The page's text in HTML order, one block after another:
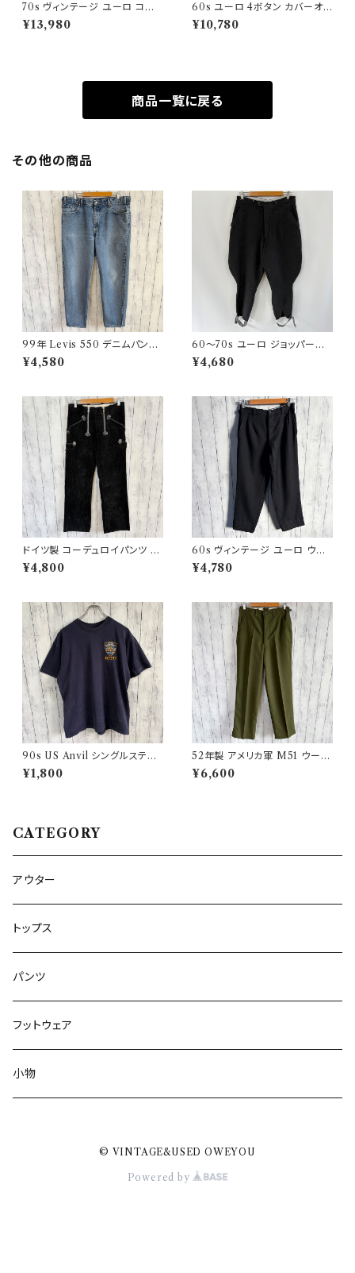
70s ヴィンテージ ユーロ コー
デュロイ セットアップ ビンテー
ジ
¥13,980
60s ユーロ 4ボタン カバーオ
ール ワークジャケット 月桂樹ボ
タン ヴィンテージ
¥10,780
商品一覧に戻る
その他の商品
99年 Levis 550 デニムパンツ
ワイドデニム リーバイス ヴィン
テージ 21
¥4,580
60〜70s ユーロ ジョッパーズ
パンツ ウールパンツ ヴィンテー
ジ 5
¥4,680
ドイツ製 コーデュロイパンツ ワ
ークパンツ ユーロワーク
¥4,800
60s ヴィンテージ ユーロ ウー
ルパンツ スラックス ビンテージ
32
¥4,780
90s US Anvil シングルステッ
チTシャツ ニューヨーク警察 ヴ
ィンテージ
¥1,800
52年製 アメリカ軍 M51 ウール
パンツ ミリタリーパンツ スラッ
クス ヴィンテージ US ARMY 1
¥6,600
CATEGORY
アウター
トップス
パンツ
フットウェア
小物
© VINTAGE&USED OWEYOU
Powered by